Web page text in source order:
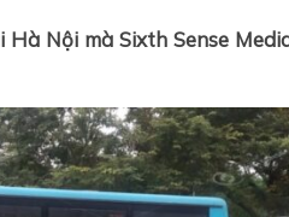
Nội mà Sixth Sense